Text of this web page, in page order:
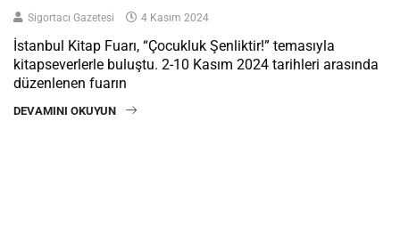
Sigortacı Gazetesi 4 Kasım 2024
İstanbul Kitap Fuarı, “Çocukluk Şenliktir!” temasıyla
kitapseverlerle buluştu. 2-10 Kasım 2024 tarihleri arasında
düzenlenen fuarın
DEVAMINI OKUYUN